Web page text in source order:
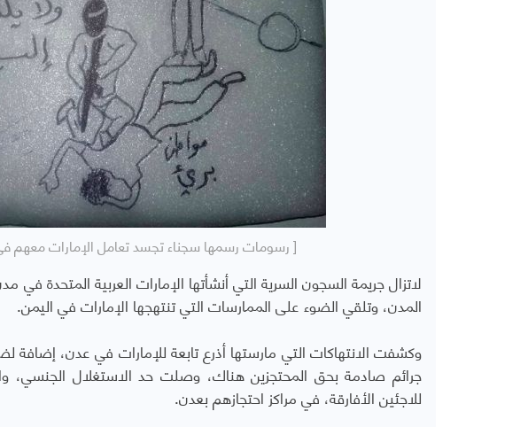
[ رسومات رسمها سجناء تجسد تعامل الإمارات
لاتزال جريمة السجون السرية التي أنشأتها الإمارات العربية المتحدة
المدن، وتلقي الضوء على الممارسات التي تنتهجها الإمارات في اليمن.
وكشفت الانتهاكات التي مارستها أذرع تابعة للإمارات في عدن، إضافة
جرائم صادمة بحق المحتجزين هناك، وصلت حد الاستغلال الجنسي،
للاجئين الأفارقة، في مراكز احتجازهم بعدن.